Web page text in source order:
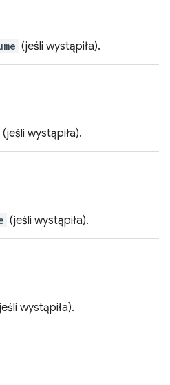
(jeśli wystąpiła).
(jeśli wystąpiła).
(jeśli wystąpiła).
wystąpiła).